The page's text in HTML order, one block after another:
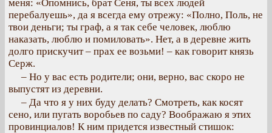
меня: «Опомнись, брат Сеня, ты всех людей
перебалуешь», да я всегда ему отрежу: «Полно, Поль, не
твои деньги; ты граф, а я так себе человек, люблю
наказать, люблю и помиловать». Нет, а в деревне жить
долго прискучит – прах ее возьми! – как говорит князь
Серж.
– Но у вас есть родители; они, верно, вас скоро не
выпустят из деревни.
– Да что я у них буду делать? Смотреть, как косят
сено, или пугать воробьев по саду? Воображаю я этих
провинциалов! К ним придется известный стишок: